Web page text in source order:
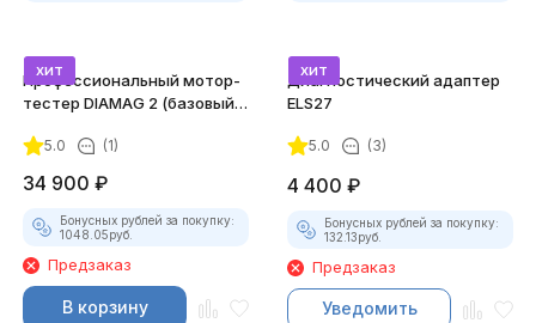
хит
Профессиональный мотор-
тестер DIAMAG 2 (базовый
5.0 (1)
34 900 ₽
Бонусных рублей за покупку:
1048.05руб.
Предзаказ
В корзину
хит
Диагностический адаптер
ELS27
5.0 (3)
4 400 ₽
Бонусных рублей за покупку:
132.13руб.
Предзаказ
Уведомить